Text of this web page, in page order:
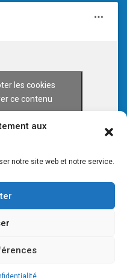
aux
notre site web et notre service.
les cookies
ce contenu
légales-